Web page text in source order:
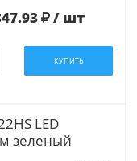
/ шт
КУПИТЬ
LED
зеленый